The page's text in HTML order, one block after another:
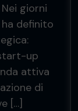
giorni
definito
up
attiva
di
[…]